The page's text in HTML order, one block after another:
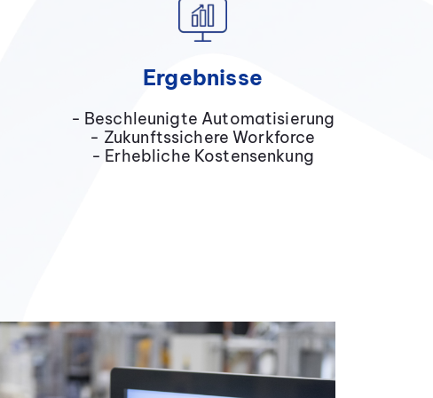
Ergebnisse
- Beschleunigte Automatisierung
- Zukunftssichere Workforce
- Erhebliche Kostensenkung